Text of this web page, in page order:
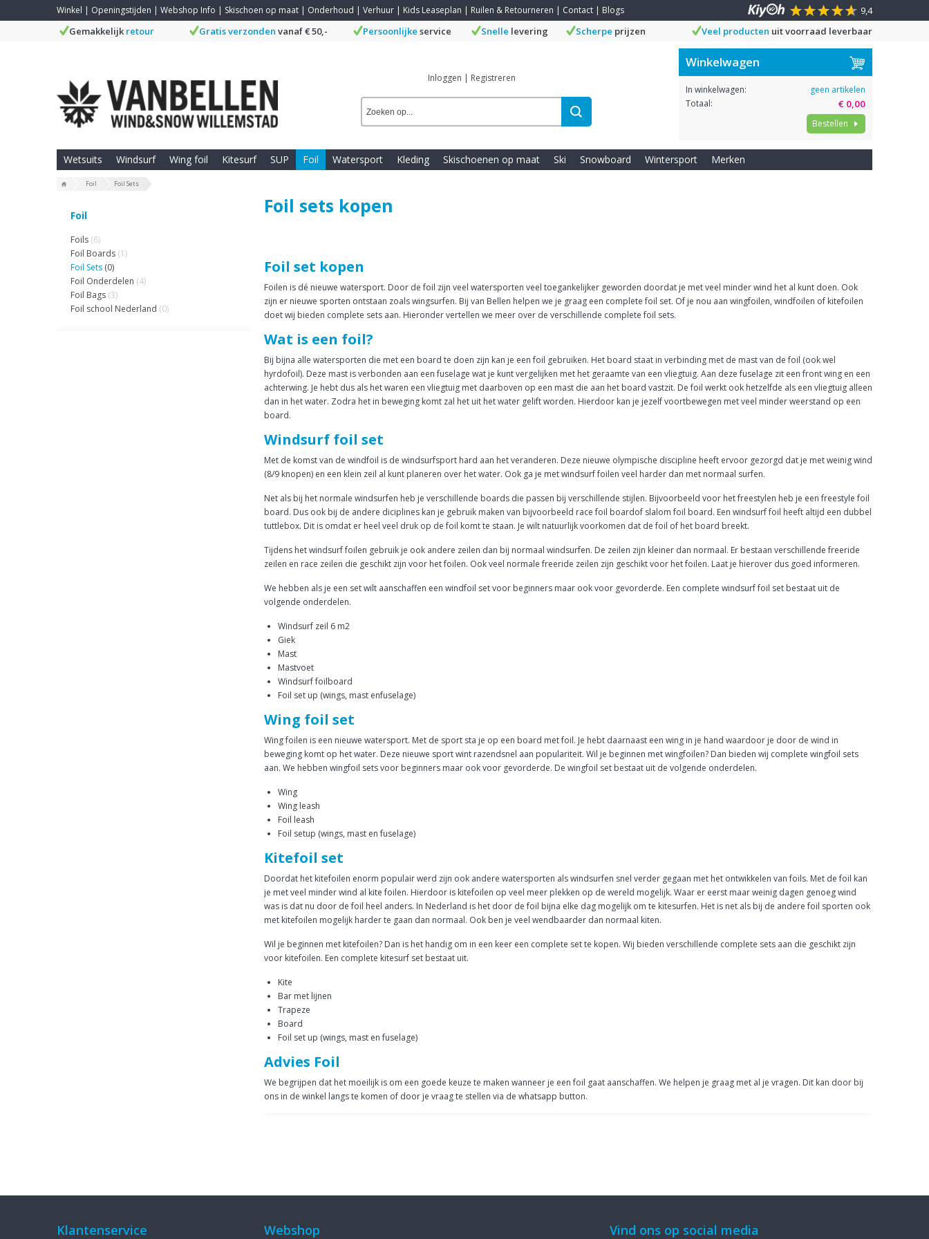
Winkel | Openingstijden | Webshop Info | Skischoen op maat | Onderhoud | Verhuur | Kids Leaseplan | Ruilen & Retourneren | Contact | Blogs
9,4
Gemakkelijk retour Gratis verzonden vanaf € 50,- Persoonlijke service Snelle levering Scherpe prijzen Veel producten uit voorraad leverbaar
Inloggen | Registreren
Winkelwagen
In winkelwagen:
geen artikelen
Totaal:
€ 0,00
Bestellen
Wetsuits Windsurf Wing foil Kitesurf SUP Foil Watersport Kleding Skischoenen op maat Ski Snowboard Wintersport Merken
Foil Foil Sets
Foil
Foils (6)
Foil Boards (1)
Foil Sets (0)
Foil Onderdelen (4)
Foil Bags (3)
Foil school Nederland (0)
Foil sets kopen
Foil set kopen
Foilen is dé nieuwe watersport. Door de foil zijn veel watersporten veel toegankelijker geworden doordat je met veel minder wind het al kunt doen. Ook
zijn er nieuwe sporten ontstaan zoals wingsurfen. Bij van Bellen helpen we je graag een complete foil set. Of je nou aan wingfoilen, windfoilen of kitefoilen
doet wij bieden complete sets aan. Hieronder vertellen we meer over de verschillende complete foil sets.
Wat is een foil?
Bij bijna alle watersporten die met een board te doen zijn kan je een foil gebruiken. Het board staat in verbinding met de mast van de foil (ook wel
hyrdofoil). Deze mast is verbonden aan een fuselage wat je kunt vergelijken met het geraamte van een vliegtuig. Aan deze fuselage zit een front wing en een
achterwing. Je hebt dus als het waren een vliegtuig met daarboven op een mast die aan het board vastzit. De foil werkt ook hetzelfde als een vliegtuig alleen
dan in het water. Zodra het in beweging komt zal het uit het water gelift worden. Hierdoor kan je jezelf voortbewegen met veel minder weerstand op een
board.
Windsurf foil set
Met de komst van de windfoil is de windsurfsport hard aan het veranderen. Deze nieuwe olympische discipline heeft ervoor gezorgd dat je met weinig wind
(8/9 knopen) en een klein zeil al kunt planeren over het water. Ook ga je met windsurf foilen veel harder dan met normaal surfen.
Net als bij het normale windsurfen heb je verschillende boards die passen bij verschillende stijlen. Bijvoorbeeld voor het freestylen heb je een freestyle foil
board. Dus ook bij de andere diciplines kan je gebruik maken van bijvoorbeeld race foil boardof slalom foil board. Een windsurf foil heeft altijd een dubbel
tuttlebox. Dit is omdat er heel veel druk op de foil komt te staan. Je wilt natuurlijk voorkomen dat de foil of het board breekt.
Tijdens het windsurf foilen gebruik je ook andere zeilen dan bij normaal windsurfen. De zeilen zijn kleiner dan normaal. Er bestaan verschillende freeride
zeilen en race zeilen die geschikt zijn voor het foilen. Ook veel normale freeride zeilen zijn geschikt voor het foilen. Laat je hierover dus goed informeren.
We hebben als je een set wilt aanschaffen een windfoil set voor beginners maar ook voor gevorderde. Een complete windsurf foil set bestaat uit de
volgende onderdelen.
Windsurf zeil 6 m2
Giek
Mast
Mastvoet
Windsurf foilboard
Foil set up (wings, mast enfuselage)
Wing foil set
Wing foilen is een nieuwe watersport. Met de sport sta je op een board met foil. Je hebt daarnaast een wing in je hand waardoor je door de wind in
beweging komt op het water. Deze nieuwe sport wint razendsnel aan populariteit. Wil je beginnen met wingfoilen? Dan bieden wij complete wingfoil sets
aan. We hebben wingfoil sets voor beginners maar ook voor gevorderde. De wingfoil set bestaat uit de volgende onderdelen.
Wing
Wing leash
Foil leash
Foil setup (wings, mast en fuselage)
Kitefoil set
Doordat het kitefoilen enorm populair werd zijn ook andere watersporten als windsurfen snel verder gegaan met het ontwikkelen van foils. Met de foil kan
je met veel minder wind al kite foilen. Hierdoor is kitefoilen op veel meer plekken op de wereld mogelijk. Waar er eerst maar weinig dagen genoeg wind
was is dat nu door de foil heel anders. In Nederland is het door de foil bijna elke dag mogelijk om te kitesurfen. Het is net als bij de andere foil sporten ook
met kitefoilen mogelijk harder te gaan dan normaal. Ook ben je veel wendbaarder dan normaal kiten.
Wil je beginnen met kitefoilen? Dan is het handig om in een keer een complete set te kopen. Wij bieden verschillende complete sets aan die geschikt zijn
voor kitefoilen. Een complete kitesurf set bestaat uit.
Kite
Bar met lijnen
Trapeze
Board
Foil set up (wings, mast en fuselage)
Advies Foil
We begrijpen dat het moeilijk is om een goede keuze te maken wanneer je een foil gaat aanschaffen. We helpen je graag met al je vragen. Dit kan door bij
ons in de winkel langs te komen of door je vraag te stellen via de whatsapp button.
Klantenservice Webshop Vind ons op social media